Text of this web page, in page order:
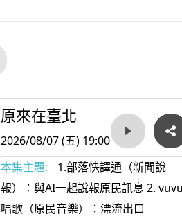
原來在臺北
2026/08/07 (五) 19:00
本集主題:
1.部落快譯通（新聞說
報）：與AI一起說報原民訊息 2. vuvu在
唱歌（原民音樂）：漂流出口